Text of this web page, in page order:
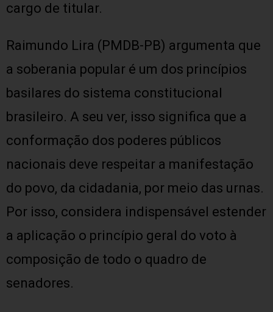
cargo de titular.
Raimundo Lira (PMDB-PB) argumenta que
a soberania popular é um dos princípios
basilares do sistema constitucional
brasileiro. A seu ver, isso significa que a
conformação dos poderes públicos
nacionais deve respeitar a manifestação
do povo, da cidadania, por meio das urnas.
Por isso, considera indispensável estender
a aplicação o princípio geral do voto à
composição de todo o quadro de
senadores.